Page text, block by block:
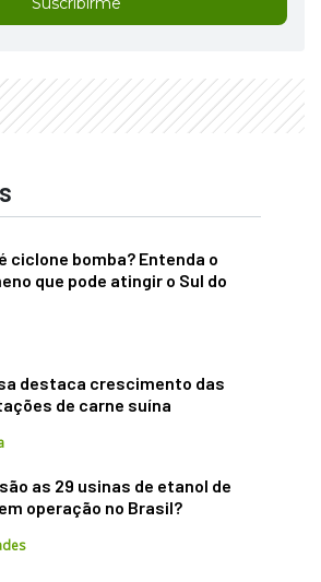
ciclone bomba? Entenda o
que pode atingir o Sul do
destaca crescimento das
de carne suína
as 29 usinas de etanol de
operação no Brasil?